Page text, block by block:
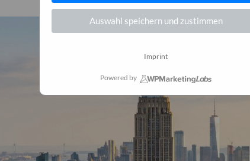
Auswahl speichern und zustimmen
Imprint
Powered by